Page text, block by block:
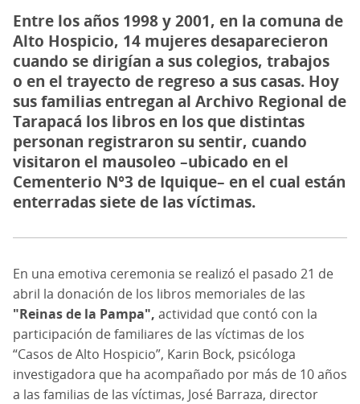
Entre los años 1998 y 2001, en la comuna de
Alto Hospicio, 14 mujeres desaparecieron
cuando se dirigían a sus colegios, trabajos
o en el trayecto de regreso a sus casas. Hoy
sus familias entregan al Archivo Regional de
Tarapacá los libros en los que distintas
personan registraron su sentir, cuando
visitaron el mausoleo –ubicado en el
Cementerio N°3 de Iquique– en el cual están
enterradas siete de las víctimas.
En una emotiva ceremonia se realizó el pasado 21 de
abril la donación de los libros memoriales de las
"Reinas de la Pampa", actividad que contó con la
participación de familiares de las víctimas de los
“Casos de Alto Hospicio”, Karin Bock, psicóloga
investigadora que ha acompañado por más de 10 años
a las familias de las víctimas, José Barraza, director